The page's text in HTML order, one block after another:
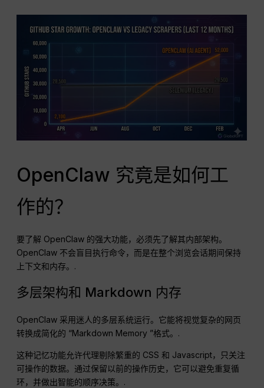
OpenClaw 究竟是如何工
作的？
要了解 OpenClaw 的强大功能，必须先了解其内部架构。
OpenClaw 不会盲目执行命令，而是在整个浏览会话期间保持
上下文和内存。.
多层架构和 Markdown 内存
OpenClaw 采用迷人的多层系统运行。它能将视觉复杂的网页
转换成简化的 “Markdown Memory ”格式。.
这种记忆功能允许代理剔除繁重的 CSS 和 Javascript，只关注
可操作的数据。通过保留以前的操作历史，它可以避免重复循
环，并做出智能的顺序决策。.